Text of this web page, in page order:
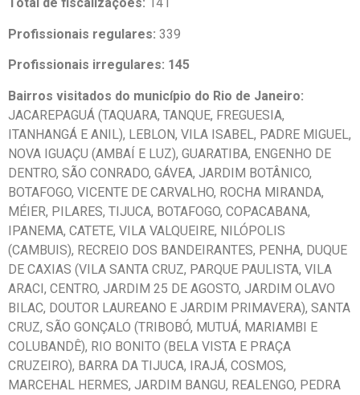
Total de fiscalizações: 141
Profissionais regulares: 339
Profissionais irregulares: 145
Bairros visitados do município do Rio de Janeiro:
JACAREPAGUÁ (TAQUARA, TANQUE, FREGUESIA,
ITANHANGÁ E ANIL), LEBLON, VILA ISABEL, PADRE MIGUEL,
NOVA IGUAÇU (AMBAÍ E LUZ), GUARATIBA, ENGENHO DE
DENTRO, SÃO CONRADO, GÁVEA, JARDIM BOTÂNICO,
BOTAFOGO, VICENTE DE CARVALHO, ROCHA MIRANDA,
MÉIER, PILARES, TIJUCA, BOTAFOGO, COPACABANA,
IPANEMA, CATETE, VILA VALQUEIRE, NILÓPOLIS
(CAMBUIS), RECREIO DOS BANDEIRANTES, PENHA, DUQUE
DE CAXIAS (VILA SANTA CRUZ, PARQUE PAULISTA, VILA
ARACI, CENTRO, JARDIM 25 DE AGOSTO, JARDIM OLAVO
BILAC, DOUTOR LAUREANO E JARDIM PRIMAVERA), SANTA
CRUZ, SÃO GONÇALO (TRIBOBÓ, MUTUÁ, MARIAMBI E
COLUBANDÊ), RIO BONITO (BELA VISTA E PRAÇA
CRUZEIRO), BARRA DA TIJUCA, IRAJÁ, COSMOS,
MARCEHAL HERMES, JARDIM BANGU, REALENGO, PEDRA